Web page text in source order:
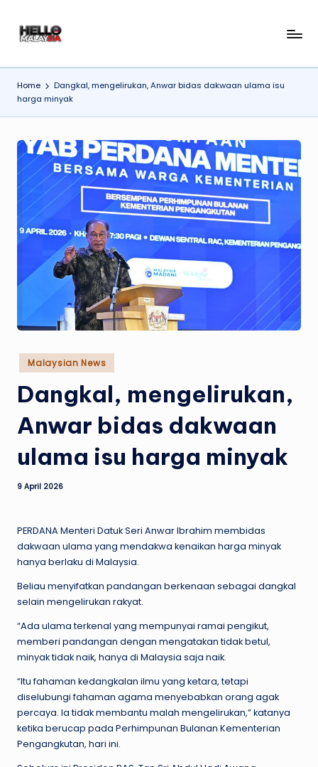
H
el
l
o
M
al
a
y
si
N
w
s
Home
Dangkal, mengelirukan, Anwar bidas dakwaan ulama isu
harga minyak
Posted
in
Malaysian News
Dangkal, mengelirukan,
Anwar bidas dakwaan
ulama isu harga minyak
9 April 2026
PERDANA Menteri Datuk Seri Anwar Ibrahim membidas
dakwaan ulama yang mendakwa kenaikan harga minyak
hanya berlaku di Malaysia.
Beliau menyifatkan pandangan berkenaan sebagai dangkal
selain mengelirukan rakyat.
“Ada ulama terkenal yang mempunyai ramai pengikut,
memberi pandangan dengan mengatakan tidak betul,
minyak tidak naik, hanya di Malaysia saja naik.
“Itu fahaman kedangkalan ilmu yang ketara, tetapi
diselubungi fahaman agama menyebabkan orang agak
percaya. Ia tidak membantu malah mengelirukan,” katanya
ketika berucap pada Perhimpunan Bulanan Kementerian
Pengangkutan, hari ini.